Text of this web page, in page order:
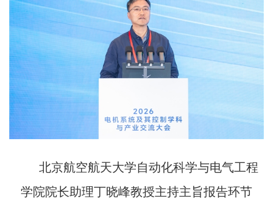
北京航空航天大学自动化科学与电气工程
学院院长助理丁晓峰教授主持主旨报告环节